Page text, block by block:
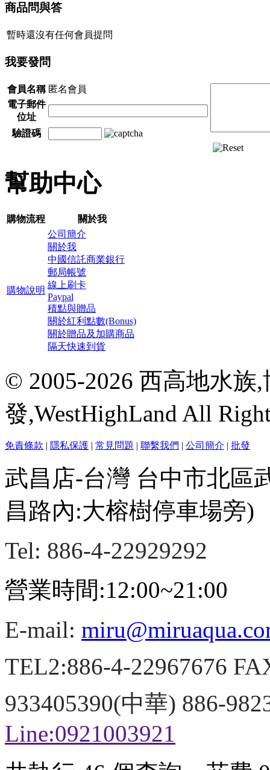
商品問與答
暫時還沒有任何會員提問
我要發問
會員名稱 匿名會員
電子郵件
位址
驗證碼
幫助中心
購物流程 關於我
購物說明
公司簡介
關於我
中國信託商業銀行
郵局帳號
線上刷卡
Paypal
積點與贈品
關於紅利點數(Bonus)
關於贈品及加購商品
隔天快速到貨
© 2005-2026 西高地水族
發,WestHighLand All
免責條款 | 隱私保護 | 常見問題 | 聯繫我們 | 公司簡介 | 批發
武昌店-台灣 台中市北區
昌路內:大榕樹停車場旁)
Tel: 886-4-22929292
營業時間:12:00~21:00
E-mail:
TEL2:886-4-22967676
933405390(中華) 886-
Line:0921003921